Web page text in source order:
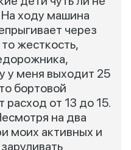
На ходу машина
через
жесткость,
у меня выходит 25
бортовой
расход от 13 до 15.
на два
моих активных и